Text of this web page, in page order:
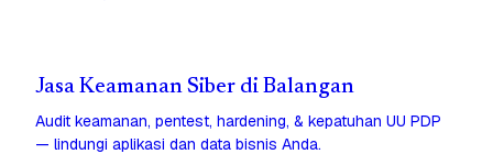
Jasa Keamanan Siber di Balangan
Audit keamanan, pentest, hardening, & kepatuhan UU PDP
— lindungi aplikasi dan data bisnis Anda.